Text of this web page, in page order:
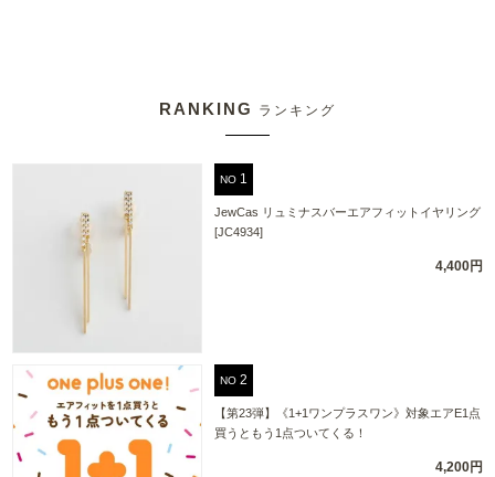
RANKING ランキング
NO
JewCas リュミナスバーエアフィットイヤリング
[JC4934]
4,400円
NO
【第23弾】《1+1ワンプラスワン》対象エアE1点
買うともう1点ついてくる！
4,200円